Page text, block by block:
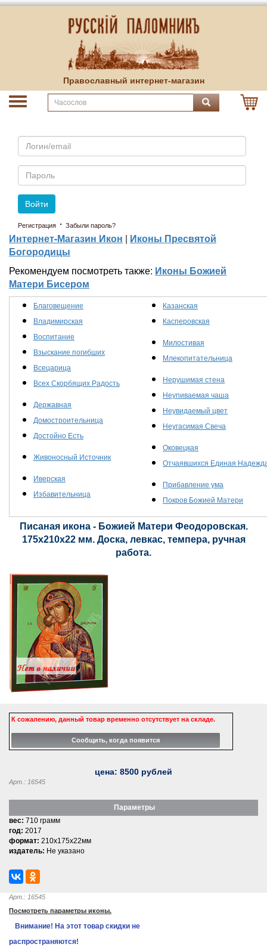
Православный интернет-магазин
Email
Пароль
Войти
Регистрация · Забыли пароль?
Интернет-Магазин Икон | Иконы Пресвятой
Богородицы
Рекомендуем посмотреть также: Иконы Божией
Матери Бисером
Благовещение
Владимирская
Воспитание
Взыскание погибших
Всецарица
Всех Скорбящих Радость
Державная
Домостроительница
Достойно Есть
Живоносный Источник
Иверская
Избавительница
Казанская
Касперовская
Милостивая
Млекопитательница
Нерушимая стена
Неупиваемая чаша
Неувидаемый цвет
Неугасимая Свеча
Оковецкая
Отчаявшихся Единая
Прибавление ума
Покров Божией Матери
Писаная икона - Божией Матери Феодоровская.
175х210х22 мм. Доска, левкас, темпера, ручная
работа.
К сожалению, данный товар временно отсутствует на складе.
цена: 8500 рублей
Арт.: 16545
Параметры
вес: 710 грамм
год: 2017
формат: 210x175x22мм
издатель: Не указано
Арт.: 16545
Посмотреть параметры иконы.
Внимание! На этот товар скидки не
распространяются!